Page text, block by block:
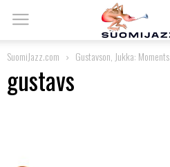
SuomiJazz.com Gustavson, Jukka: Moments
gustavs